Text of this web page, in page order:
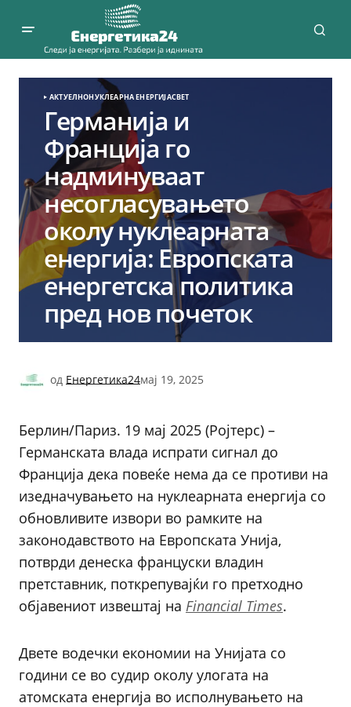
АКТУЕЛНОНУКЛЕАРНА ЕНЕРГИЈАСВЕТ
Германија и
Франција го
надминуваат
несогласувањето
околу нуклеарната
енергија: Европската
енергетска политика
пред нов почеток
од Енергетика24мај 19, 2025
Берлин/Париз. 19 мај 2025 (Ројтерс) –
Германската влада испрати сигнал до
Франција дека повеќе нема да се противи на
изедначувањето на нуклеарната енергија со
обновливите извори во рамките на
законодавството на Европската Унија,
потврди денеска француски владин
претставник, поткрепувајќи го претходно
објавениот извештај на Financial Times.
Двете водечки економии на Унијата со
години се во судир околу улогата на
атомската енергија во исполнувањето на